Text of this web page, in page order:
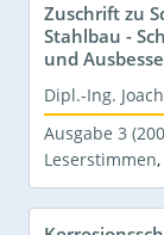
Zuschrift zu
Stahlbau -
und
Dipl.-Ing.
Ausgabe 3
Leserstimmen,